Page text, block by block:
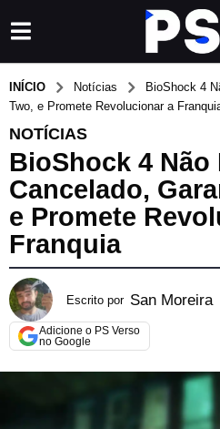
INÍCIO Notícias
BioShock 4
Two, e Promete Revolucionar a
NOTÍCIAS
BioShock 4 Não
Cancelado,
e Promete
Franquia
Escrito por San Moreira
Adicione o PS Verso
no Google